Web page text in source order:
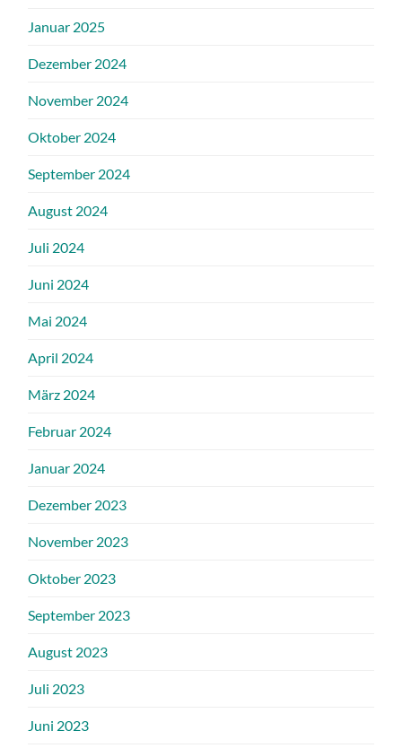
Januar 2025
Dezember 2024
November 2024
Oktober 2024
September 2024
August 2024
Juli 2024
Juni 2024
Mai 2024
April 2024
März 2024
Februar 2024
Januar 2024
Dezember 2023
November 2023
Oktober 2023
September 2023
August 2023
Juli 2023
Juni 2023